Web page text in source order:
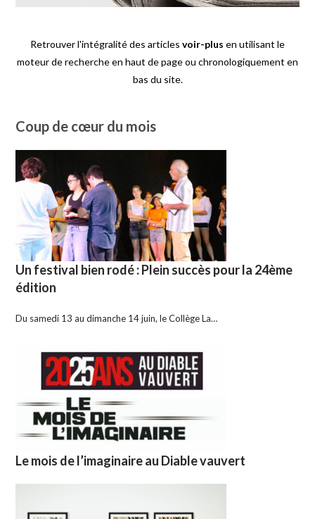
Retrouver l'intégralité des articles voir-plus en utilisant le
moteur de recherche en haut de page ou chronologiquement en
bas du site.
Coup de cœur du mois
Un festival bien rodé : Plein succès pour la 24ème
édition
Du samedi 13 au dimanche 14 juin, le Collège La…
Le mois de l’imaginaire au Diable vauvert